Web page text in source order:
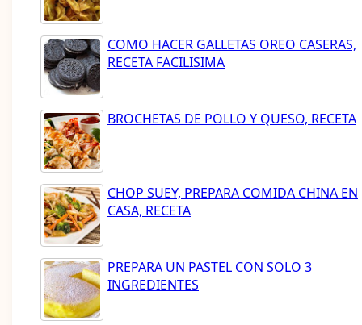
COMO HACER GALLETAS OREO CASERAS,
RECETA FACILISIMA
BROCHETAS DE POLLO Y QUESO, RECETA
CHOP SUEY, PREPARA COMIDA CHINA EN
CASA, RECETA
PREPARA UN PASTEL CON SOLO 3
INGREDIENTES